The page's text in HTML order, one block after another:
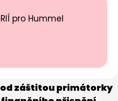
pro Hummel
záštitou primátorky